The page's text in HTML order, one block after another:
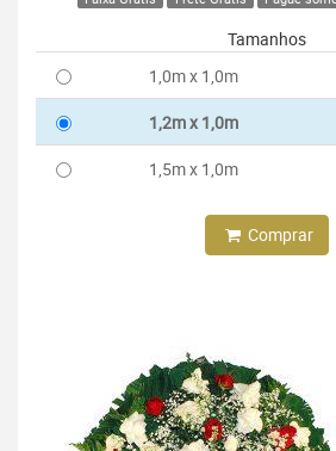
Tamanhos
1,0m x 1,0m
1,2m x 1,0m
1,5m x 1,0m
Comprar